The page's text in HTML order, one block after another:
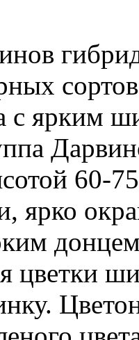
с ярким
60-
ярко
цветки